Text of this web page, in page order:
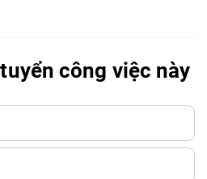
công việc này